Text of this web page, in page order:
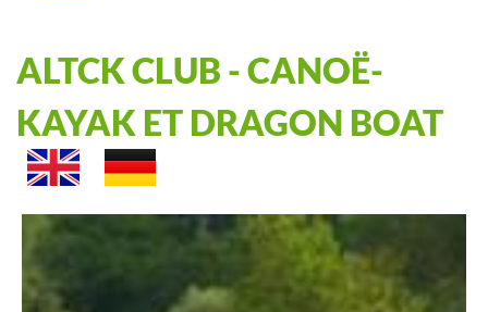
ALTCK CLUB - CANOË-
KAYAK ET DRAGON BOAT